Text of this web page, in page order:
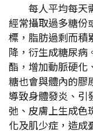
每人平均每天
經常攝取過多糖份
標，脂肪過剩而積
降，衍生成糖尿病
酯，增加動脈硬化
糖也會與體內的膠
導致身體發炎、引
弛、皮膚上生成色
化及肌少症，造成